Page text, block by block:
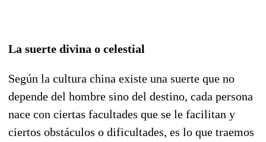
La suerte divina o celestial
Según la cultura china existe una suerte que no
depende del hombre sino del destino, cada persona
nace con ciertas facultades que se le facilitan y
ciertos obstáculos o dificultades, es lo que traemos